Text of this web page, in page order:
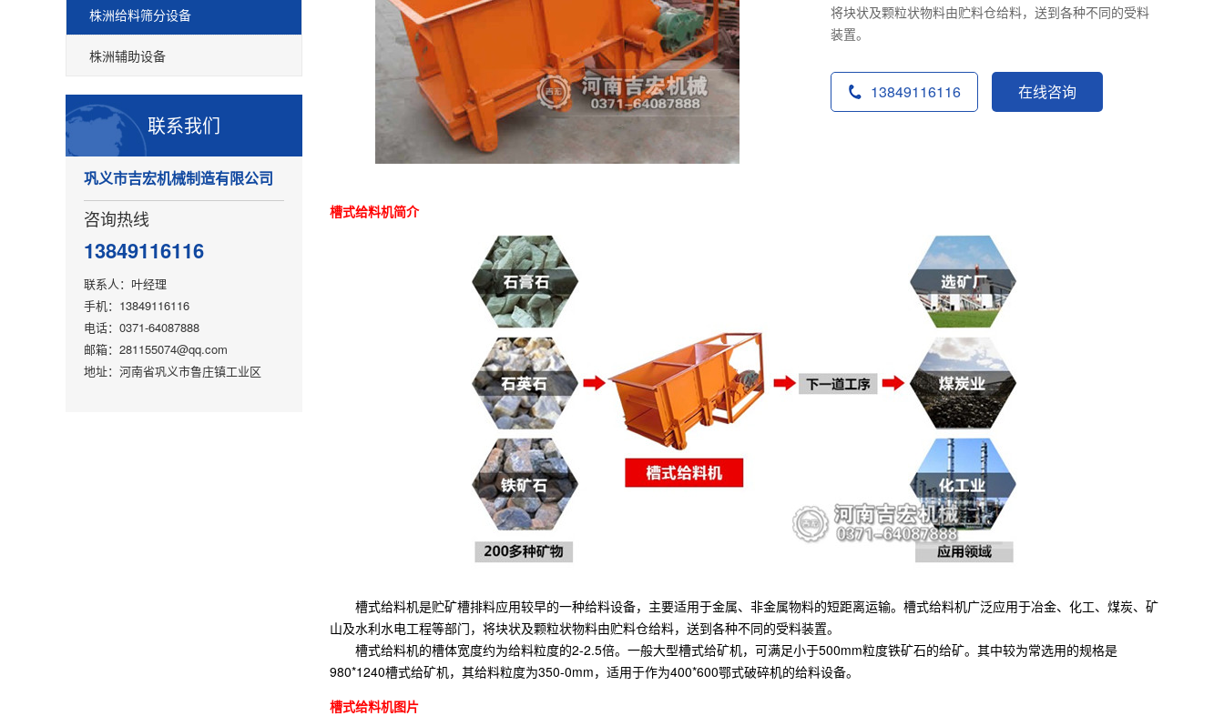
株洲给料筛分设备
株洲辅助设备
联系我们
巩义市吉宏机械制造有限公司
咨询热线
13849116116
联系人：叶经理
手机：13849116116
电话：0371-64087888
邮箱：281155074@qq.com
地址：河南省巩义市鲁庄镇工业区
将块状及颗粒状物料由贮料仓给料，送到各种不同的受料
装置。
13849116116 在线咨询
槽式给料机简介
槽式给料机是贮矿槽排料应用较早的一种给料设备，主要适用于金属、非金属物料的短距离运输。槽式给料机广泛应用于冶金、化工、煤炭、矿
山及水利水电工程等部门，将块状及颗粒状物料由贮料仓给料，送到各种不同的受料装置。
槽式给料机的槽体宽度约为给料粒度的2-2.5倍。一般大型槽式给矿机，可满足小于500mm粒度铁矿石的给矿。其中较为常选用的规格是
980*1240槽式给矿机，其给料粒度为350-0mm，适用于作为400*600鄂式破碎机的给料设备。
槽式给料机图片